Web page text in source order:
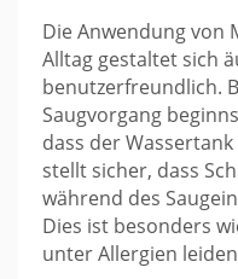
Die Anwendung von
Alltag gestaltet sich
benutzerfreundlich.
Saugvorgang
dass der
stellt sicher, dass
während des
Dies ist besonders
unter Allergien